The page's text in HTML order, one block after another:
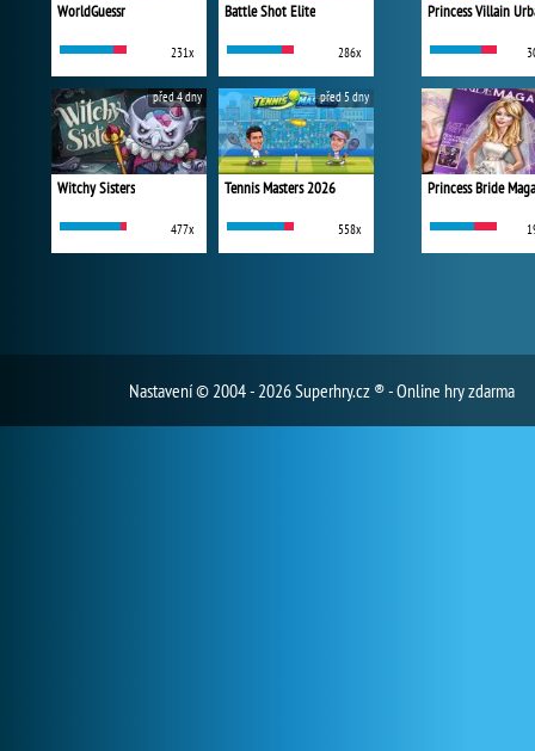
WorldGuessr
231x
Battle Shot Elite
286x
Witchy Sisters
477x
před 4 dny
Tennis Masters 2026
558x
před 5 dny
Princess Bride
Nastavení© 2004 - 2026 Superhry.cz ® - Online hry zdarma